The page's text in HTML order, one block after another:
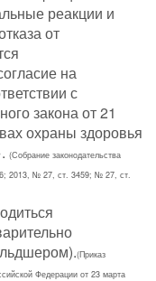
реакции и
от
на
с
закона от 21
охраны здоровья
(Собрание законодательства
2013, № 27, ст. 3459; № 27, ст.
(Приказ
Федерации от 23 марта